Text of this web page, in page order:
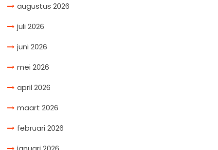
augustus 2026
juli 2026
juni 2026
mei 2026
april 2026
maart 2026
februari 2026